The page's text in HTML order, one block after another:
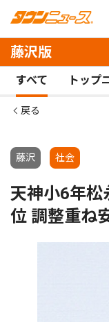
藤沢版
すべて トップ
戻る
藤沢 社会
天神小6年松
位 調整重ね